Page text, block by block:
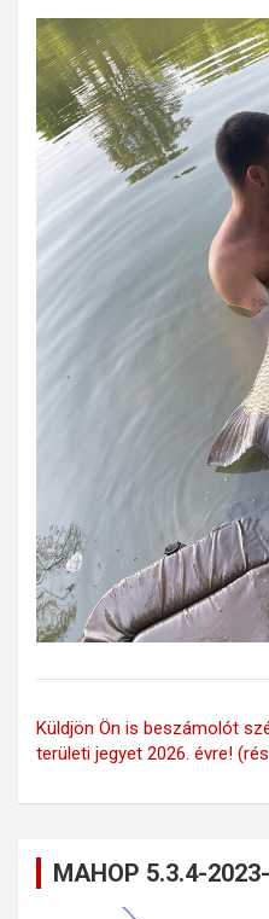
Küldjön Ön is beszámolót
területi jegyet 2026. évre!
MAHOP 5.3.4-